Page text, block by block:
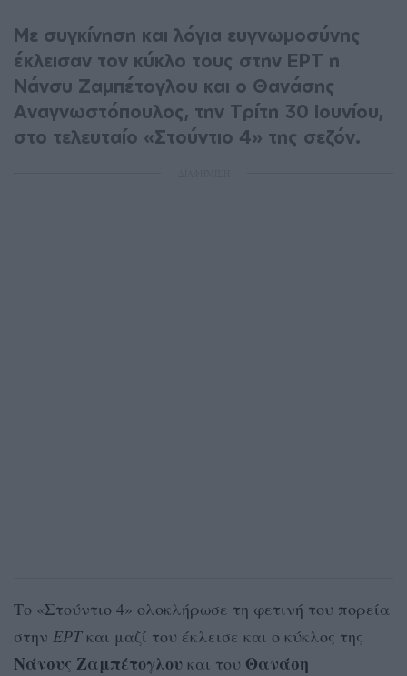
Με συγκίνηση και λόγια ευγνωμοσύνης
έκλεισαν τον κύκλο τους στην ΕΡΤ η
Νάνσυ Ζαμπέτογλου και ο Θανάσης
Αναγνωστόπουλος, την Τρίτη 30 Ιουνίου,
στο τελευταίο «Στούντιο 4» της σεζόν.
Το «Στούντιο 4» ολοκλήρωσε τη φετινή του πορεία
στην ΕΡΤκαι μαζί του έκλεισε και ο κύκλος της
Νάνσυς Ζαμπέτογλου και του Θανάση